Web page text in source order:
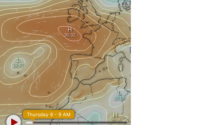
1ª: de 20 a 21 de novembro de 2025 >
2ª: de 22 de dezembro de 2025 a 2 de janeiro de 2026 >
3ª: de 27 a 30 de janeiro de 2026 > Avaliação do 1º semestre
: de 16 a 17 de fevereiro de 2026 > Carnaval
5ª: de 31 de março a 1 de abril de 2026 >
6ª: de 2 a 10 de abril de 2026 >Páscoa
Download calendário